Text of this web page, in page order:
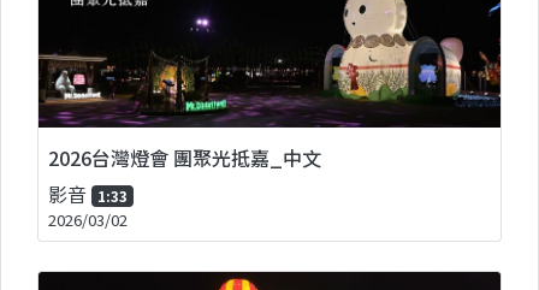
2026台灣燈會 團聚光抵嘉_中文
影音 1:33
2026/03/02